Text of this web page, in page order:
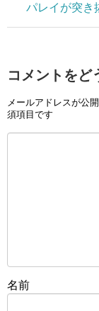
パレイが突き
コメントをど
メールアドレスが公
須項目です
名前